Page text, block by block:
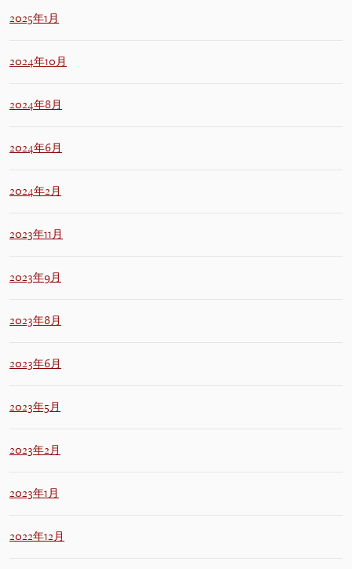
2025年1月
2024年10月
2024年8月
2024年6月
2024年2月
2023年11月
2023年9月
2023年8月
2023年6月
2023年5月
2023年2月
2023年1月
2022年12月